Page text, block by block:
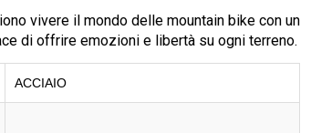
vivere il mondo delle mountain bike con un
di offrire emozioni e libertà su ogni terreno.
ACCIAIO